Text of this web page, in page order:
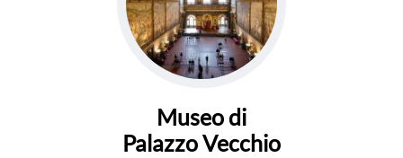
Museo di
Palazzo Vecchio